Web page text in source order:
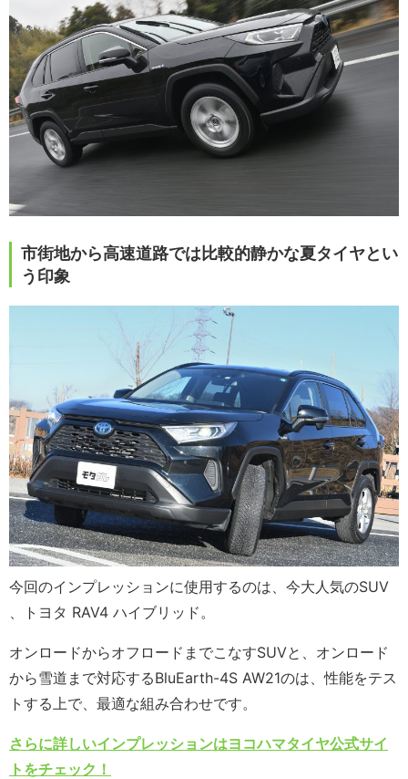
市街地から高速道路では比較的静かな夏タイヤとい
う印象
今回のインプレッションに使用するのは、今大人気のSUV
、トヨタ RAV4 ハイブリッド。
オンロードからオフロードまでこなすSUVと、オンロード
から雪道まで対応するBluEarth-4S AW21のは、性能をテス
トする上で、最適な組み合わせです。
さらに詳しいインプレッションはヨコハマタイヤ公式サイ
トをチェック！